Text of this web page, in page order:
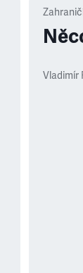
Vladimír